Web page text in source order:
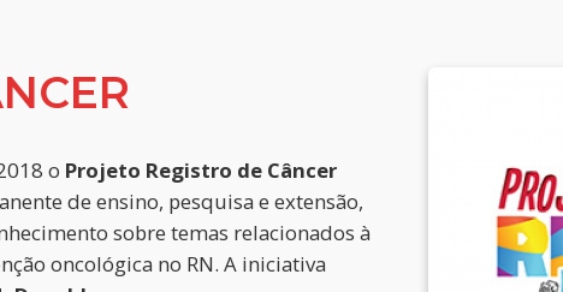
o Projeto Registro de Câncer
de ensino, pesquisa e extensão,
sobre temas relacionados à
oncológica no RN. A iniciativa